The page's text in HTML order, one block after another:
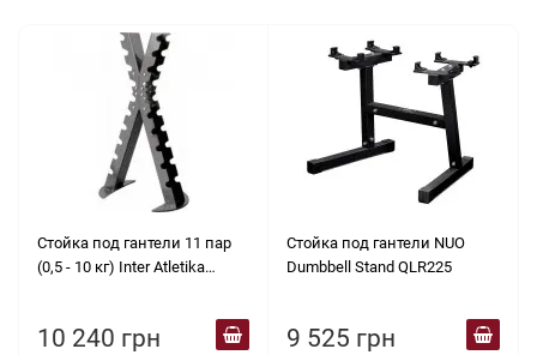
Стойка под гантели 11 пар
(0,5 - 10 кг) Inter Atletika
10 240 грн
Стойка под гантели NUO
Dumbbell Stand QLR225
9 525 грн